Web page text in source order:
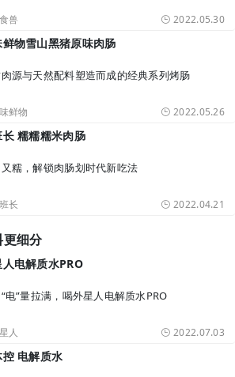
兽 2022.05.30
物雪山黑猪原味肉肠
源与天然配料塑造而成的经典系列烤肠
鲜物 2022.05.26
长 糯糯糯米肉肠
糯，解锁肉肠划时代新吃法
长 2022.04.21
细分
电解质水PRO
电”量拉满，喝外星人电解质水PRO
人 2022.07.03
控 电解质水